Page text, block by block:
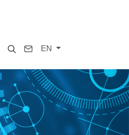
SearchContact
EN